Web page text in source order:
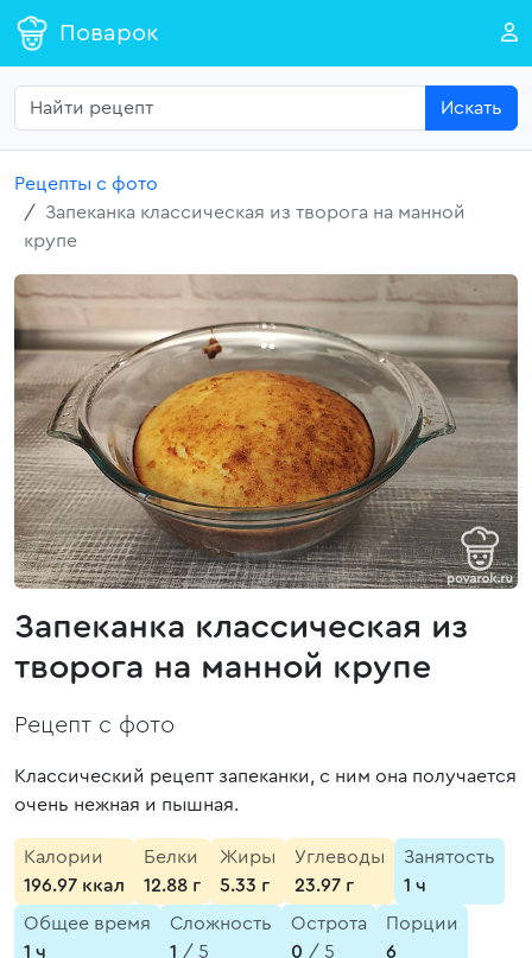
Поварок
Искать
Рецепты с фото
Запеканка классическая из творога на манной
крупе
Запеканка классическая из
творога на манной крупе
Рецепт с фото
Классический рецепт запеканки, с ним она получается
очень нежная и пышная.
Калории
196.97 ккал
Белки
12.88 г
Жиры
5.33 г
Углеводы
23.97 г
Занятость
1 ч
Общее время
1 ч
Сложность
1 / 5
Острота
0 / 5
Порции
6